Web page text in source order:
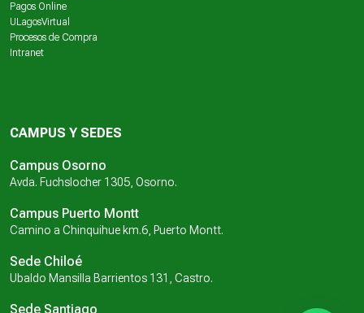
Pagos Online
ULagosVirtual
Procesos de Compra
Intranet
CAMPUS Y SEDES
Campus Osorno
Avda. Fuchslocher 1305, Osorno.
Campus Puerto Montt
Camino a Chinquihue km.6, Puerto Montt.
Sede Chiloé
Ubaldo Mansilla Barrientos 131, Castro.
Sede Santiago